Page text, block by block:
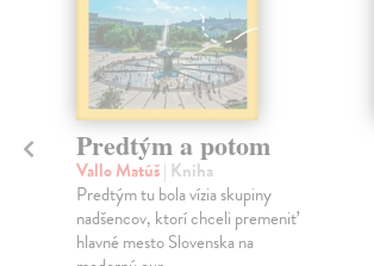
Predtým a potom
Vallo Matúš| Kniha
Predtým tu bola vízia skupiny
nadšencov, ktorí chceli premeniť
hlavné mesto Slovenska na